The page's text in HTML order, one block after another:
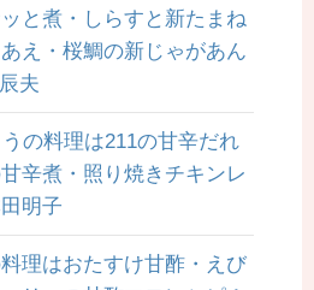
と煮・しらすと新たまね
え・桜鯛の新じゃがあん
夫
の料理は211の甘辛だれ
辛煮・照り焼きチキンレ
明子
理はおたすけ甘酢・えび